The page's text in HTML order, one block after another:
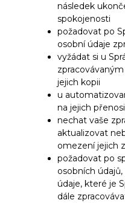
následek
spokojenosti
požadovat po
osobní údaje
vyžádat si u
jejich kopii
u
na jejich
nechat vaše
aktualizovat
omezení jejich
požadovat po
osobních
údaje, které je
dále